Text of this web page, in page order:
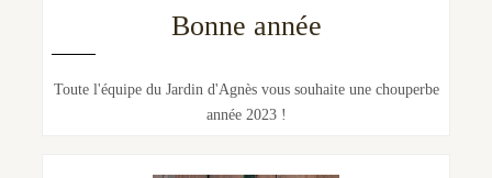
Bonne année
Toute l'équipe du Jardin d'Agnès vous souhaite une chouperbe
année 2023 !